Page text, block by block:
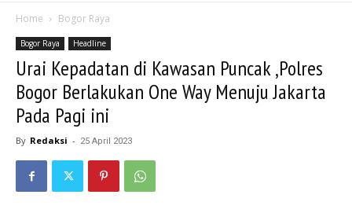
Home Bogor Raya
Bogor Raya Headline
Urai Kepadatan di Kawasan Puncak ,Polres
Bogor Berlakukan One Way Menuju Jakarta
Pada Pagi ini
By Redaksi - 25 April 2023